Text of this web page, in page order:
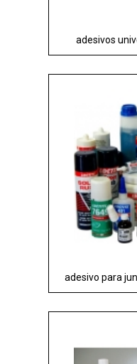
adesivos
adesivo para